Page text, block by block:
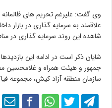
وی گفت: علیرغم تحریم های
علاقمند به سرمایه گذاری در بازار
شاهده این روند سرمایه گذاری در
شایان ذکر است در ادامه این
جمهور و هیئت همراه و غلامحسین
سازمان منطقه آزاد کیش، مجموعه